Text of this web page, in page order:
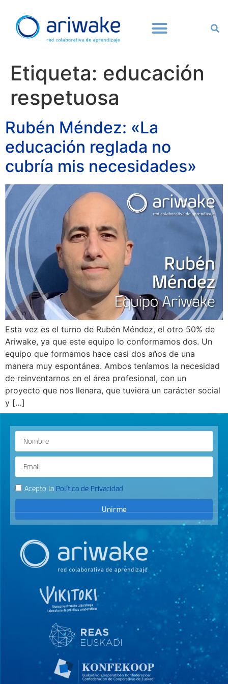
Etiqueta: educación
respetuosa
Rubén Méndez: «La
educación reglada no
cubría mis necesidades»
Esta vez es el turno de Rubén Méndez, el otro 50% de
Ariwake, ya que este equipo lo conformamos dos. Un
equipo que formamos hace casi dos años de una
manera muy espontánea. Ambos teníamos la necesidad
de reinventarnos en el área profesional, con un
proyecto que nos llenara, que tuviera un carácter social
y […]
Acepto la Política de Privacidad
Unirme